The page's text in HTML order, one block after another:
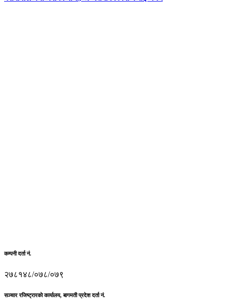
कम्पनी दर्ता नं.
२७८१४८/०७८/०७९
सञ्चार रजिष्ट्रारकाे कार्यालय, बागमती प्रदेश दर्ता नं.